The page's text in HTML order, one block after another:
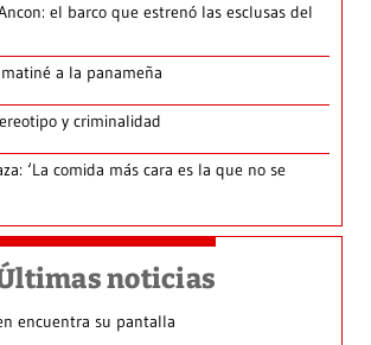
el barco que estrenó las esclusas del
a la panameña
y criminalidad
‘La comida más cara es la que no se
noticias
encuentra su pantalla​